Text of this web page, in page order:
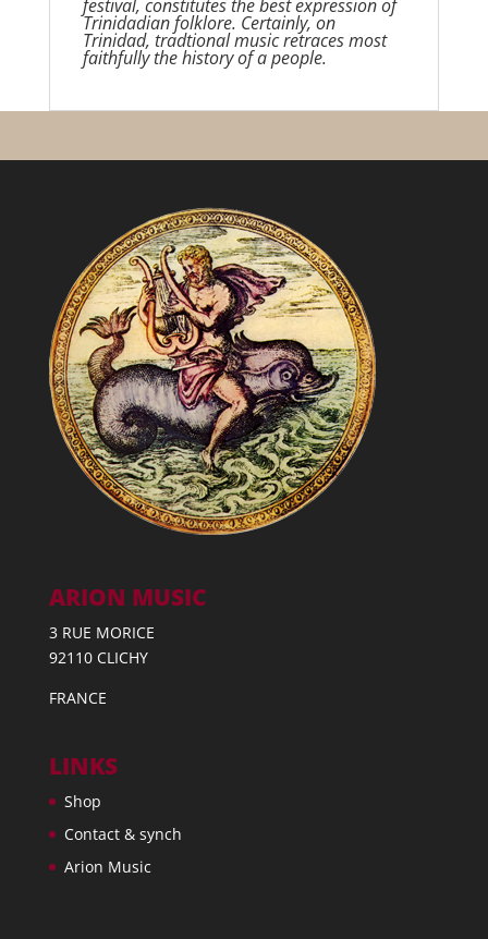
festival, constitutes the best expression of
Trinidadian folklore. Certainly, on
Trinidad, tradtional music retraces most
faithfully the history of a people.
ARION MUSIC
3 RUE MORICE
92110 CLICHY
FRANCE
LINKS
Shop
Contact & synch
Arion Music